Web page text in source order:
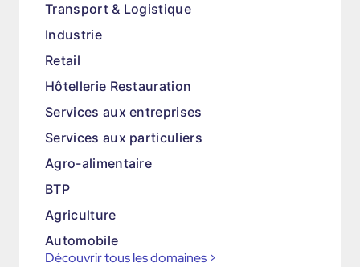
Transport & Logistique
Industrie
Retail
Hôtellerie Restauration
Services aux entreprises
Services aux particuliers
Agro-alimentaire
BTP
Agriculture
Automobile
Découvrir tous les domaines >